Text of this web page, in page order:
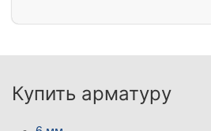
Купить арматуру